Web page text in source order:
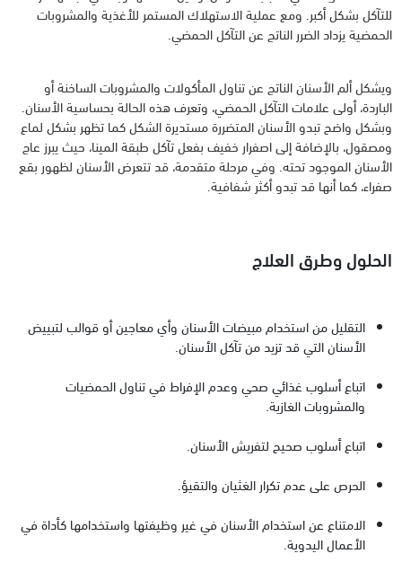
للتآكل بشكل أكبر. ومع عملية الاستهلاك المستمر للأغذية والمشروبات
الحمضية يزداد الضرر الناتج عن التآكل الحمضي.
ويشكل ألم الأسنان الناتج عن تناول المأكولات والمشروبات الساخنة أو
الباردة، أولى علامات التآكل الحمضي، وتعرف هذه الحالة بحساسية الأسنان.
وبشكل واضح تبدو الأسنان المتضررة مستديرة الشكل كما تظهر بشكل لماع
ومصقول، بالإضافة إلى اصفرار خفيف بفعل تآكل طبقة المينا، حيث يبرز عاج
الأسنان الموجود تحته. وفي مرحلة متقدمة، قد تتعرض الأسنان لظهور بقع
صفراء، كما أنها قد تبدو أكثر شفافية.
الحلول وطرق العلاج
التقليل من استخدام مبيضات الأسنان وأي معاجين أو قوالب لتبييض
الأسنان التي قد تزيد من تآكل الأسنان.
اتباع أسلوب غذائي صحي وعدم الإفراط في تناول الحمضيات
والمشروبات الغازية.
اتباع أسلوب صحيح لتفريش الأسنان.
الحرص على عدم تكرار الغثيان والتقيؤ.
الامتناع عن استخدام الأسنان في غير وظيفتها واستخدامها كأداة في
الأعمال اليدوية.